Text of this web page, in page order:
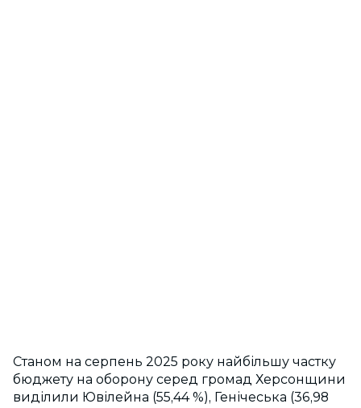
Станом на серпень 2025 року найбільшу частку
бюджету на оборону серед громад Херсонщини
виділили Ювілейна (55,44 %), Генічеська (36,98